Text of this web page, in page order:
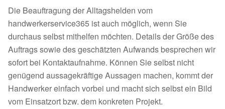
Die Beauftragung der Alltagshelden vom
handwerkerservice365 ist auch möglich, wenn Sie
durchaus selbst mithelfen möchten. Details der Größe des
Auftrags sowie des geschätzten Aufwands besprechen wir
sofort bei Kontaktaufnahme. Können Sie selbst nicht
genügend aussagekräftige Aussagen machen, kommt der
Handwerker einfach vorbei und macht sich selbst ein Bild
vom Einsatzort bzw. dem konkreten Projekt.